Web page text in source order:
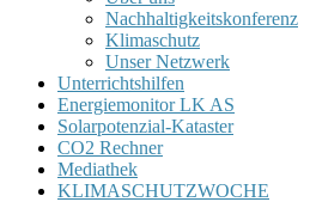
Nachhaltigkeitskonferenz
Klimaschutz
Unser Netzwerk
Unterrichtshilfen
Energiemonitor LK AS
Solarpotenzial-Kataster
CO2 Rechner
Mediathek
KLIMASCHUTZWOCHE